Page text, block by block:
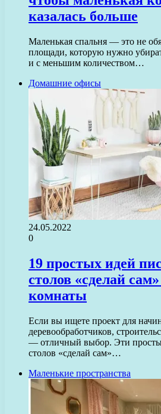
казалась больше
Маленькая спальня — это не
площади, которую нужно
и с меньшим количеством…
Домашние офисы
24.05.2022
0
19 простых идей
столов «сделай
комнаты
Если вы ищете проект для
деревообработчиков,
— отличный выбор. Эти
столов «сделай сам»…
Маленькие пространства